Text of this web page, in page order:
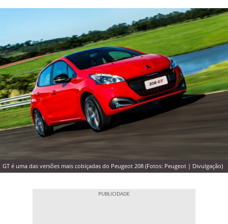
GT é uma das versões mais cobiçadas do Peugeot 208 (Fotos: Peugeot | Divulgação)